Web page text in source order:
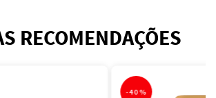
RECOMENDAÇÕES
-40%